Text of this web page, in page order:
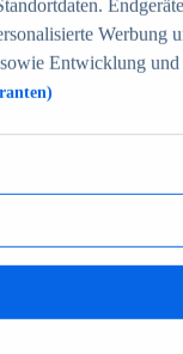
70+
Werbung
Entwicklung